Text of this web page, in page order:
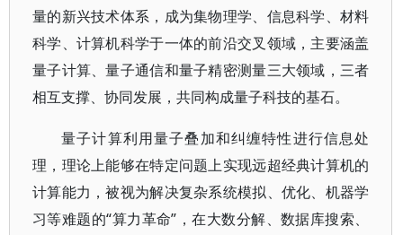
量的新兴技术体系，成为集物理学、信息科学、材料
科学、计算机科学于一体的前沿交叉领域，主要涵盖
量子计算、量子通信和量子精密测量三大领域，三者
相互支撑、协同发展，共同构成量子科技的基石。
量子计算利用量子叠加和纠缠特性进行信息处
理，理论上能够在特定问题上实现远超经典计算机的
计算能力，被视为解决复杂系统模拟、优化、机器学
习等难题的“算力革命”，在大数分解、数据库搜索、